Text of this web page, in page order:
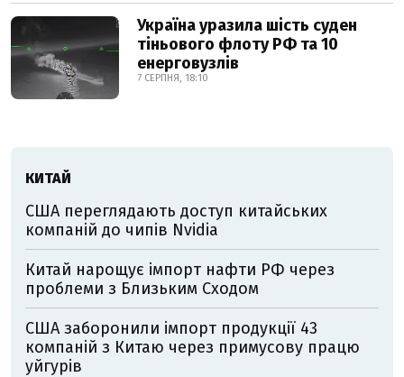
Україна уразила шість суден
тіньового флоту РФ та 10
енерговузлів
7 СЕРПНЯ, 18:10
КИТАЙ
США переглядають доступ китайських
компаній до чипів Nvidia
Китай нарощує імпорт нафти РФ через
проблеми з Близьким Сходом
США заборонили імпорт продукції 43
компаній з Китаю через примусову працю
уйгурів